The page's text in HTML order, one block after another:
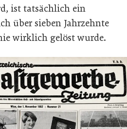
ist tatsächlich ein
über sieben Jahrzehnte
wirklich gelöst wurde.